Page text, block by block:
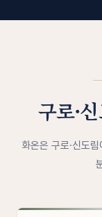
구로·
화온은 구로·신도